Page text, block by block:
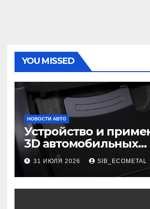
YOU MISSED
НОВОСТИ АВТО
Устройство и
3D автомобильных
ковриков
31 ИЮЛЯ 2026 SIB_ECOMETAL